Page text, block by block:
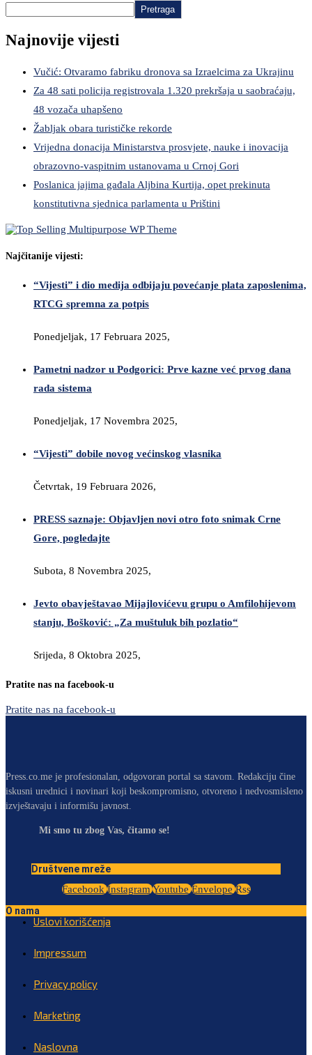
Pretraga
Najnovije vijesti
Vučić: Otvaramo fabriku dronova sa Izraelcima za Ukrajinu
Za 48 sati policija registrovala 1.320 prekršaja u saobraćaju,
48 vozača uhapšeno
Žabljak obara turističke rekorde
Vrijedna donacija Ministarstva prosvjete, nauke i inovacija
obrazovno-vaspitnim ustanovama u Crnoj Gori
Poslanica jajima gađala Aljbina Kurtija, opet prekinuta
konstitutivna sjednica parlamenta u Prištini
Najčitanije vijesti:
“Vijesti” i dio medija odbijaju povećanje plata zaposlenima,
RTCG spremna za potpis
Ponedjeljak, 17 Februara 2025,
Pametni nadzor u Podgorici: Prve kazne već prvog dana
rada sistema
Ponedjeljak, 17 Novembra 2025,
“Vijesti” dobile novog većinskog vlasnika
Četvrtak, 19 Februara 2026,
PRESS saznaje: Objavljen novi otro foto snimak Crne
Gore, pogledajte
Subota, 8 Novembra 2025,
Jevto obavještavao Mijajlovićevu grupu o Amfilohijevom
stanju, Bošković: „Za muštuluk bih pozlatio“
Srijeda, 8 Oktobra 2025,
Pratite nas na facebook-u
Pratite nas na facebook-u
Press.co.me je profesionalan, odgovoran portal sa stavom. Redakciju čine
iskusni urednici i novinari koji beskompromisno, otvoreno i nedvosmisleno
izvještavaju i informišu javnost.
Mi smo tu zbog Vas, čitamo se!
Društvene mreže
Facebook Instagram Youtube Envelope Rss
O nama
Uslovi korišćenja
Impressum
Privacy policy
Marketing
Naslovna